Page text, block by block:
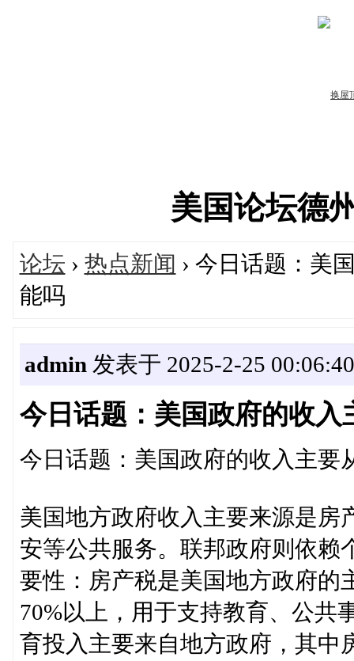
美国论坛德
论坛 › 热点新闻 › 今日话题：美
能吗
admin 发表于 2025-2-25 00:06:40
今日话题：美国政府的收
今日话题：美国政府的收入主要
美国地方政府收入主要来源是房
安等公共服务。联邦政府则依赖
要性：房产税是美国地方政府的
70%以上，用于支持教育、公共
育投入主要来自地方政府，其中